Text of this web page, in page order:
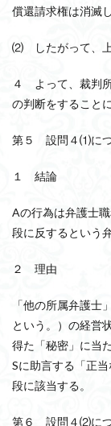
償還請求権は消滅
⑵ したがって、上
４ よって、裁判
の判断をすること
第５ 設問４⑴に
１ 結論
Aの行為は弁護士
段に反するという
２ 理由
「他の所属弁護士
という。）の経営
得た「秘密」に当
Sに助言する「正
段に該当する。
第６ 設問４⑵に